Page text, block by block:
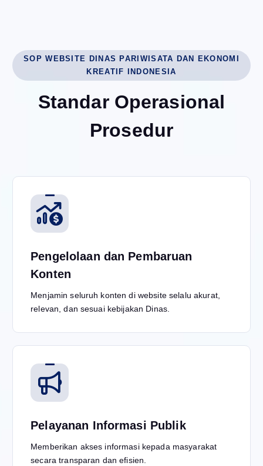
SOP WEBSITE DINAS PARIWISATA DAN EKONOMI
KREATIF INDONESIA
Standar Operasional
Prosedur
Pengelolaan dan Pembaruan
Konten
Menjamin seluruh konten di website selalu akurat,
relevan, dan sesuai kebijakan Dinas.
Pelayanan Informasi Publik
Memberikan akses informasi kepada masyarakat
secara transparan dan efisien.